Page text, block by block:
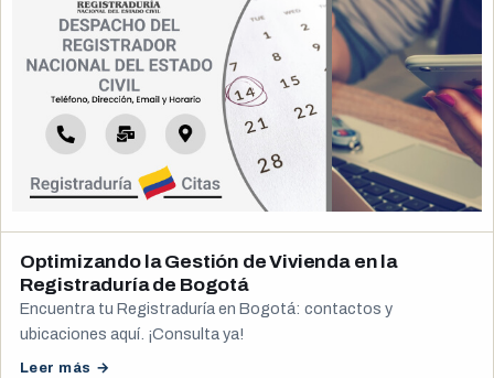
Optimizando la Gestión de Vivienda en la
Registraduría de Bogotá
Encuentra tu Registraduría en Bogotá: contactos y
ubicaciones aquí. ¡Consulta ya!
Leer más →